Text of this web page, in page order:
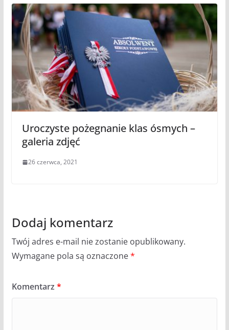
Uroczyste pożegnanie klas ósmych –
galeria zdjęć
26 czerwca, 2021
Dodaj komentarz
Twój adres e-mail nie zostanie opublikowany.
Wymagane pola są oznaczone*
Komentarz *